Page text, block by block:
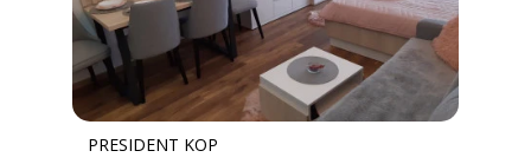
PRESIDENT KOP